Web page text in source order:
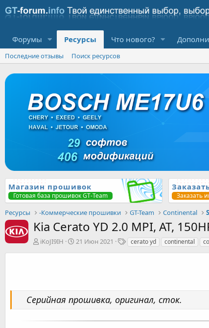
Форумы Ресурсы Что нового?
Последние отзывы Поиск ресурсов
Магазин прошивок
Готовая база прошивок GT-Team Заказать
Ресурсы -Коммерческие прошивки GT-Team Continental
Kia Cerato YD 2.0 MPI, AT,
А
iKoJI9IH
Д
д
н
21 Июн 2021
Тcerato yd continental
Серийная прошивка, оригинал, сток.